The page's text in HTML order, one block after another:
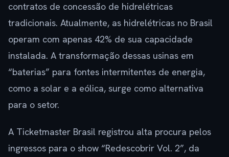
contratos de concessão de hidrelétricas
tradicionais. Atualmente, as hidrelétricas no Brasil
operam com apenas 42% de sua capacidade
instalada. A transformação dessas usinas em
“baterias” para fontes intermitentes de energia,
como a solar e a eólica, surge como alternativa
para o setor.
A Ticketmaster Brasil registrou alta procura pelos
ingressos para o show “Redescobrir Vol. 2”, da